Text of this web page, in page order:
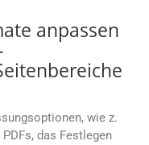
anpassen
wie z.
das Festlegen